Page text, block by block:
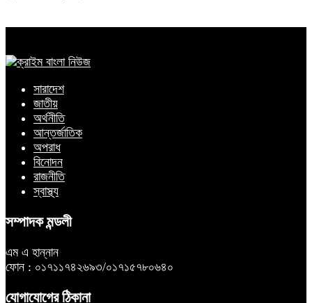
সারাদেশ
জাতীয়
অর্থনীতি
আন্তর্জাতিক
অপরাধ
বিনোদন
রাজনীতি
স্বাস্থ্য
সম্পাদক মন্ডলী
এম এ হান্নান
ফোন : ০১৭১১৭৪২৬৯৩/০১৭১৫৭৮০৬৪০
যোগাযোগের ঠিকানা